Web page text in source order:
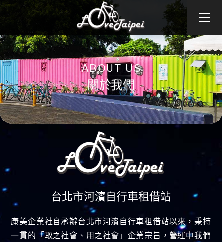
關於我們
各站介紹
產品專區
ABOUT US
關於我們
台北市河濱自行車租借站
康美企業社自承辦台北市河濱自行車租借站以來，秉持
一貫的「取之社會、用之社會」企業宗旨，營運中我們